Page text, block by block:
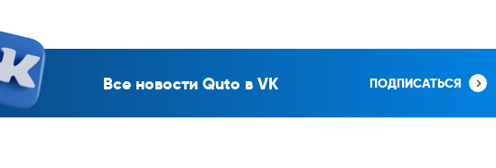
Все новости Quto в VK ПОДПИСАТЬСЯ